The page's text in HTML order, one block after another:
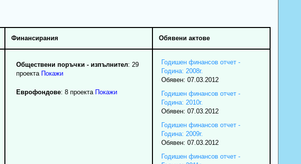
Финансирания Обявени актове
Обществени поръчки - изпълнител: 29
проекта Покажи
Еврофондове: 8 проекта Покажи
Годишен финансов отчет -
Година: 2008г.
Обявен: 07.03.2012
Годишен финансов отчет -
Година: 2010г.
Обявен: 07.03.2012
Годишен финансов отчет -
Година: 2009г.
Обявен: 07.03.2012
Годишен финансов отчет -